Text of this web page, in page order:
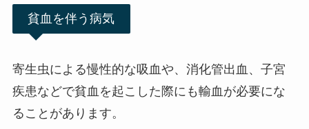
貧血を伴う病気
寄生虫による慢性的な吸血や、消化管出血、子宮
疾患などで貧血を起こした際にも輸血が必要にな
ることがあります。